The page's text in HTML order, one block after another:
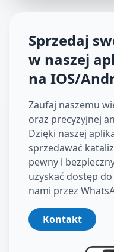
Sprzedaj
w naszej
na IOS/
Zaufaj naszemu
oraz precyzyjnej
Dzięki naszej
sprzedawać
pewny i
uzyskać dostęp
nami przez
Kontakt